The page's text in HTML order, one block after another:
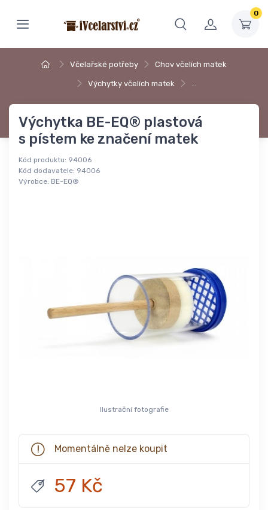
0
Včelařské potřeby Chov včelích matek
Výchytky včelích matek …
Výchytka BE-EQ® plastová
s pístem ke značení matek
Kód produktu: 94006
Kód dodavatele: 94006
Výrobce: BE-EQ®
Ilustrační fotografie
Momentálně nelze koupit
57 Kč